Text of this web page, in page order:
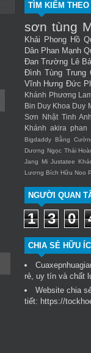
TÌM KIẾM THEO
sơn tùng
Khải Phong Hồ
Dân Phan Mạnh
Đan Trường Lê
Đình Tùng Trung
Vĩnh Hưng Đức
Khánh Phương
Bin Duy Khoa Duy
Sơn
Nhật Tinh Anh
Khánh akira phan
Bigdaddy
Bằng
Dương Ngọc Thái
Jang Mi Justatee
Lương Bích Hữu Noo
NGƯỜI QUAN
1 3 0
CHIA SẺ HỮU
rẻ, uy tín và chất
Website chia
tiết: https://